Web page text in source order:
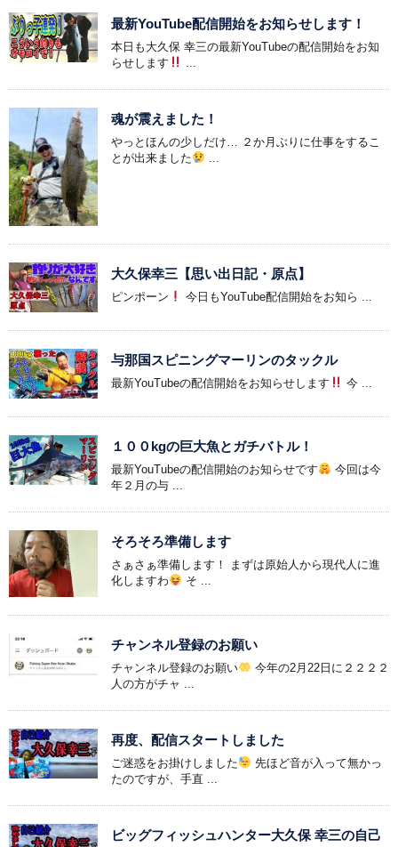
最新YouTube配信開始をお知らせします！
本日も大久保 幸三の最新YouTubeの配信開始をお知
らせします
...
魂が震えました！
やっとほんの少しだけ… ２か月ぶりに仕事をするこ
とが出来ました
...
大久保幸三【思い出日記・原点】
ピンポーン 今日もYouTube配信開始をお知ら ...
与那国スピニングマーリンのタックル
最新YouTubeの配信開始をお知らせします 今 ...
１００kgの巨大魚とガチバトル！
最新YouTubeの配信開始のお知らせです
今回は今
年２月の与 ...
そろそろ準備します
さぁさぁ準備します！ まずは原始人から現代人に進
化しますわ
そ ...
チャンネル登録のお願い
チャンネル登録のお願い
今年の2月22日に２２２２
人の方がチャ ...
再度、配信スタートしました
ご迷惑をお掛けしました
先ほど音が入って無かっ
たのですが、手直 ...
ビッグフィッシュハンター大久保 幸三の自己